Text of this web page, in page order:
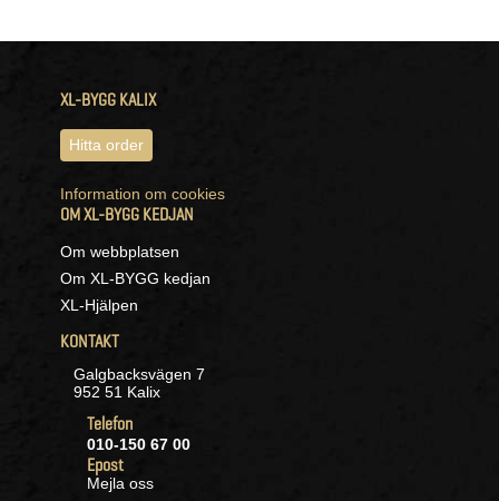
XL-BYGG KALIX
Hitta order
Information om cookies
OM XL-BYGG KEDJAN
Om webbplatsen
Om XL-BYGG kedjan
XL-Hjälpen
KONTAKT
Galgbacksvägen 7
952 51 Kalix
Telefon
010-150 67 00
Epost
Mejla oss